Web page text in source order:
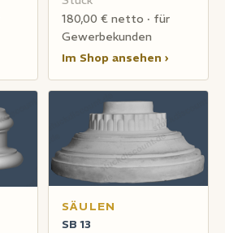
180,00 € netto · für
Gewerbekunden
Im Shop ansehen ›
SÄULEN
SB 13